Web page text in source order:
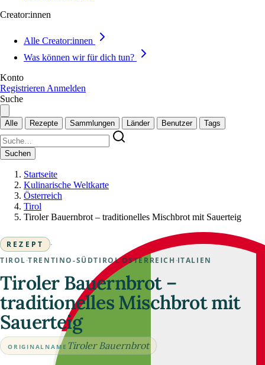
Creator:innen
Alle Creator:innen
Was können wir für dich tun?
Konto
Registrieren Anmelden
Suche
Alle Rezepte Sammlungen Länder Benutzer Tags
Suchen
Startseite
Kulinarische Weltkarte
Österreich
Tirol
Tiroler Bauernbrot – traditionelles Mischbrot mit Sauerteig
REZEPT
·
TIROL ·TRENTINO-SÜDTIROL·ÖSTERREICH ·ITALIEN
Tiroler Bauernbrot –
traditionelles Mischbrot mit
Sauerteig
ORIGINALNAME Tiroler Bauernbrot